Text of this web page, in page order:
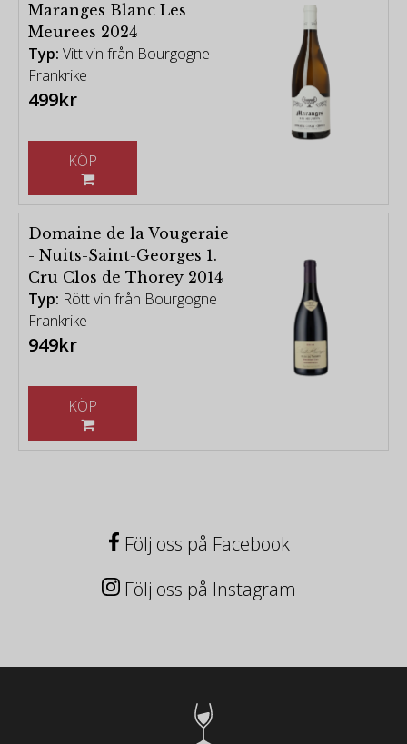
Maranges Blanc Les
Meurees 2024
Typ: Vitt vin från Bourgogne
Frankrike
499kr
Domaine de la Vougeraie
- Nuits-Saint-Georges 1.
Cru Clos de Thorey 2014
Typ: Rött vin från Bourgogne
Frankrike
949kr
Följ oss på Facebook
Följ oss på Instagram